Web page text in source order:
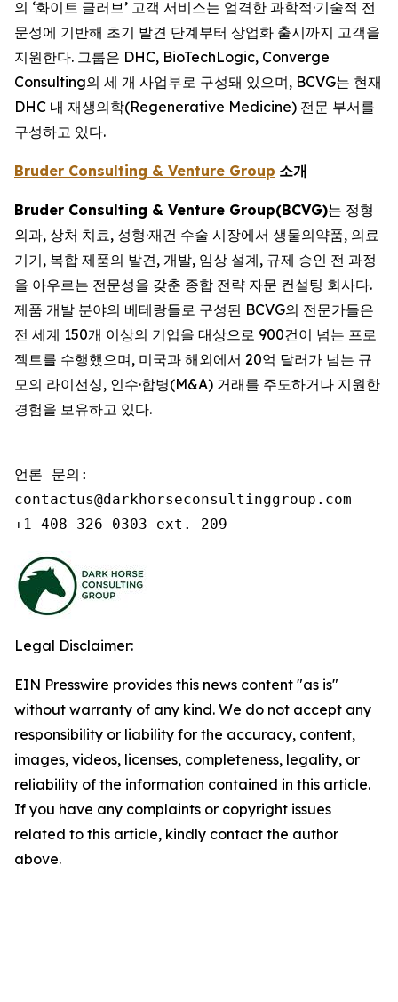
의 ‘화이트 글러브’ 고객 서비스는 엄격한 과학적·기술적 전
문성에 기반해 초기 발견 단계부터 상업화 출시까지 고객을
지원한다. 그룹은 DHC, BioTechLogic, Converge
Consulting의 세 개 사업부로 구성돼 있으며, BCVG는 현재
DHC 내 재생의학(Regenerative Medicine) 전문 부서를
구성하고 있다.
Bruder Consulting & Venture Group 소개
Bruder Consulting & Venture Group(BCVG)는 정형
외과, 상처 치료, 성형·재건 수술 시장에서 생물의약품, 의료
기기, 복합 제품의 발견, 개발, 임상 설계, 규제 승인 전 과정
을 아우르는 전문성을 갖춘 종합 전략 자문 컨설팅 회사다.
제품 개발 분야의 베테랑들로 구성된 BCVG의 전문가들은
전 세계 150개 이상의 기업을 대상으로 900건이 넘는 프로
젝트를 수행했으며, 미국과 해외에서 20억 달러가 넘는 규
모의 라이선싱, 인수·합병(M&A) 거래를 주도하거나 지원한
경험을 보유하고 있다.
언론 문의:
contactus@darkhorseconsultinggroup.com
+1 408-326-0303 ext. 209
Legal Disclaimer:
EIN Presswire provides this news content "as is"
without warranty of any kind. We do not accept any
responsibility or liability for the accuracy, content,
images, videos, licenses, completeness, legality, or
reliability of the information contained in this article.
If you have any complaints or copyright issues
related to this article, kindly contact the author
above.